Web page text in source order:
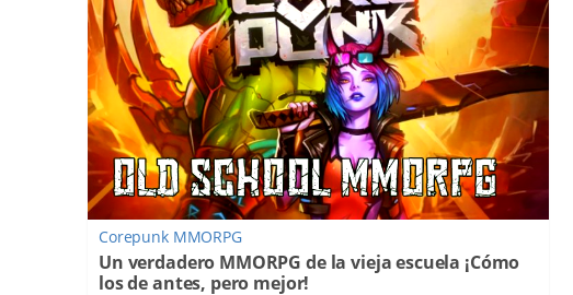
Corepunk MMORPG
Un verdadero MMORPG de la vieja escuela ¡Cómo
los de antes, pero mejor!